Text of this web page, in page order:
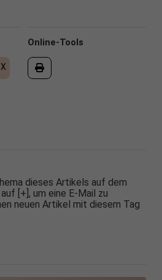
Online-Tools
X
dieses Artikels auf dem
[+], um eine E-Mail zu
neuen Artikel mit diesem Tag